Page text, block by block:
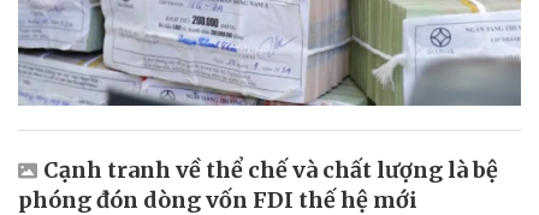
Cạnh tranh về thể chế và chất lượng là bệ
phóng đón dòng vốn FDI thế hệ mới